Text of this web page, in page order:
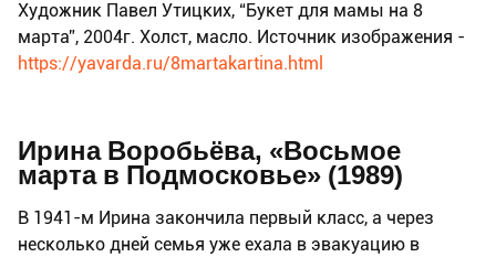
Художник Павел Утицких, “Букет для мамы на 8
марта”, 2004г. Холст, масло. Источник изображения -
https://yavarda.ru/8martakartina.html
Ирина Воробьёва, «Восьмое
марта в Подмосковье» (1989)
В 1941-м Ирина закончила первый класс, а через
несколько дней семья уже ехала в эвакуацию в